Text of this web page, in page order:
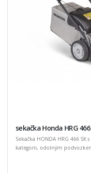
sekačka Honda HRG 466
Sekačka HONDA HRG 466
kategorii, odolným